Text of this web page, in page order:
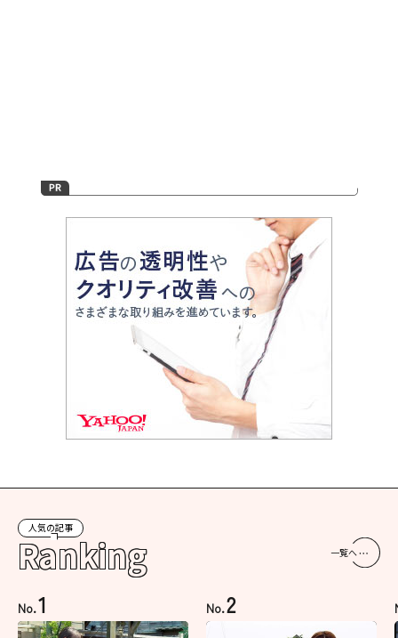
人気の記事
Ranking 一覧へ
No.1 No.2